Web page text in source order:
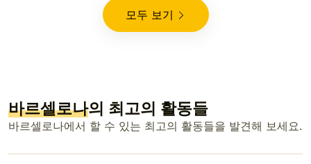
모두 보기
바르셀로나의 최고의 활동들
바르셀로나에서 할 수 있는 최고의 활동들을 발견해 보세요.